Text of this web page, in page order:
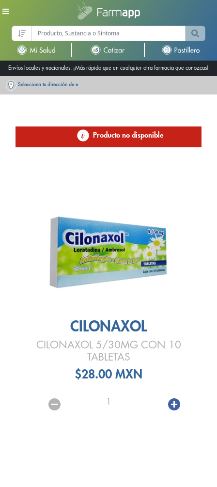
Envíos locales y nacionales. ¡Más rápido que en cualquier otra farmacia que conozcas!
Selecciona tu dirección de entrega
Producto no disponible
CILONAXOL
CILONAXOL 5/30MG CON 10
TABLETAS
$28.00 MXN
1